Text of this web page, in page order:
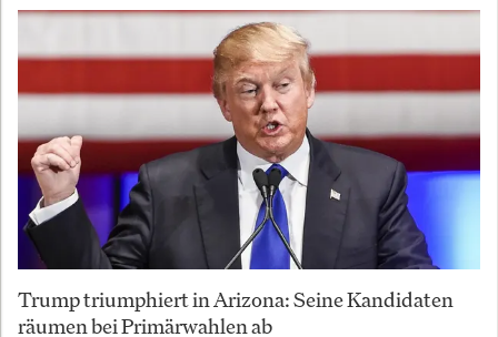
Trump triumphiert in Arizona: Seine Kandidaten
räumen bei Primärwahlen ab